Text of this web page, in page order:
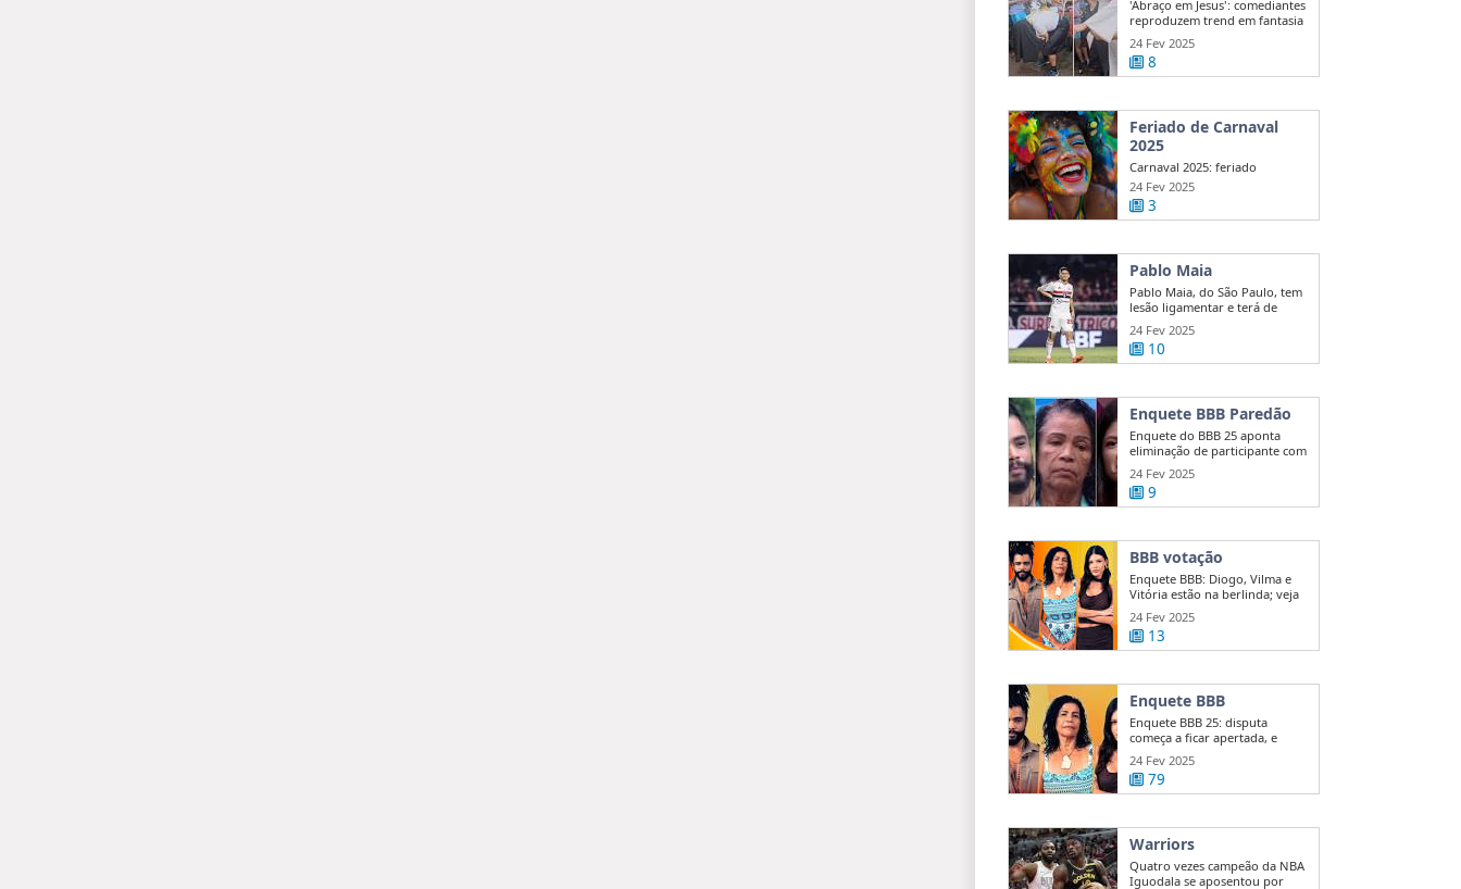
'Abraço em Jesus': comediantes
reproduzem trend em fantasia
de ...
24 Fev 2025
8
Feriado de Carnaval
2025
Carnaval 2025: feriado
nacional ou ponto facultativo?
Veja quem ...
24 Fev 2025
3
Pablo Maia
Pablo Maia, do São Paulo, tem
lesão ligamentar e terá de
passar ...
24 Fev 2025
10
Enquete BBB Paredão
Enquete do BBB 25 aponta
eliminação de participante com
50 ...
24 Fev 2025
9
BBB votação
Enquete BBB: Diogo, Vilma e
Vitória estão na berlinda; veja
quem ...
24 Fev 2025
13
Enquete BBB
Enquete BBB 25: disputa
começa a ficar apertada, e
diferença entre ...
24 Fev 2025
79
Warriors
Quatro vezes campeão da NBA
Iguodala se aposentou por